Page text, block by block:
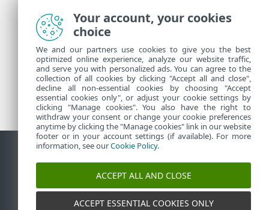
Więcej informacji
Pomoc techniczna — wiadomości
Porady dla klientów
Zgłoś podatność
Polityka dotycząca plików cookie
©1992-2026ESET, spol. s r.o. - Wszelkie prawa
Your account, your cookies
choice
We and our partners use cookies to give you the best
optimized online experience, analyze our website traffic,
and serve you with personalized ads. You can agree to the
collection of all cookies by clicking "Accept all and close",
decline all non-essential cookies by choosing "Accept
essential cookies only", or adjust your cookie settings by
clicking "Manage cookies". You also have the right to
withdraw your consent or change your cookie preferences
anytime by clicking the "Manage cookies" link in our website
footer or in your account settings (if available). For more
information, see ourCookie Policy.
ACCEPT ALL AND CLOSE
ACCEPT ESSENTIAL COOKIES ONLY